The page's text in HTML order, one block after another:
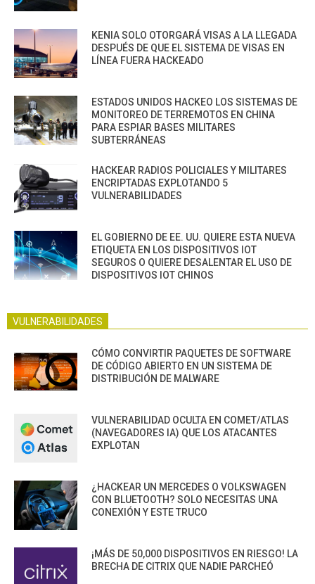
KENIA SOLO OTORGARÁ VISAS A LA LLEGADA
DESPUÉS DE QUE EL SISTEMA DE VISAS EN
LÍNEA FUERA HACKEADO
ESTADOS UNIDOS HACKEO LOS SISTEMAS DE
MONITOREO DE TERREMOTOS EN CHINA
PARA ESPIAR BASES MILITARES
SUBTERRÁNEAS
HACKEAR RADIOS POLICIALES Y MILITARES
ENCRIPTADAS EXPLOTANDO 5
VULNERABILIDADES
EL GOBIERNO DE EE. UU. QUIERE ESTA NUEVA
ETIQUETA EN LOS DISPOSITIVOS IOT
SEGUROS O QUIERE DESALENTAR EL USO DE
DISPOSITIVOS IOT CHINOS
VULNERABILIDADES
CÓMO CONVIRTIR PAQUETES DE SOFTWARE
DE CÓDIGO ABIERTO EN UN SISTEMA DE
DISTRIBUCIÓN DE MALWARE
VULNERABILIDAD OCULTA EN COMET/ATLAS
(NAVEGADORES IA) QUE LOS ATACANTES
EXPLOTAN
¿HACKEAR UN MERCEDES O VOLKSWAGEN
CON BLUETOOTH? SOLO NECESITAS UNA
CONEXIÓN Y ESTE TRUCO
¡MÁS DE 50,000 DISPOSITIVOS EN RIESGO! LA
BRECHA DE CITRIX QUE NADIE PARCHEÓ